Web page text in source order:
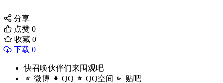
分享
点赞 0
收藏 0
下载 0
快召唤伙伴们来围观吧
微博 QQ QQ空间 贴吧